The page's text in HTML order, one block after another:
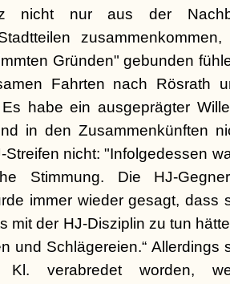
nicht nur aus der
Gründen" gebunden
Fahrten nach Rösrath
habe ein ausgeprägter
in den Zusammenkünften
Streifen nicht: "Infolgedessen
Stimmung. Die HJ-
immer wieder gesagt, dass
mit der HJ-Disziplin zu tun
und Schlägereien.“ Allerdings
Kl. verabredet worden,